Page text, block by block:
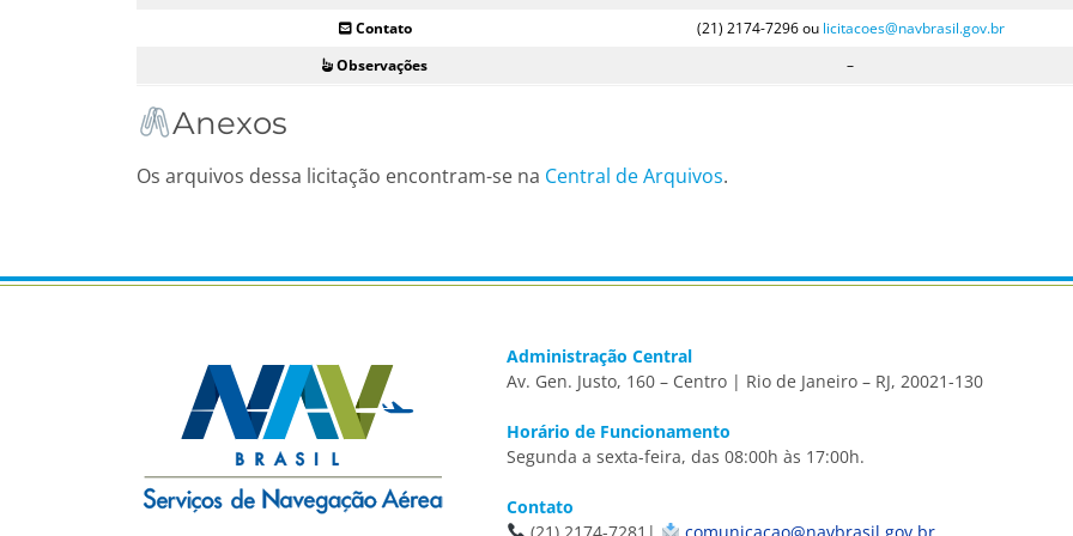
Contato
(21) 2174-7296 ou licitacoes@navbrasil.gov.br
Observações
–
Anexos
Os arquivos dessa licitação encontram-se na Central de Arquivos.
Administração Central
Av. Gen. Justo, 160 – Centro | Rio de Janeiro – RJ, 20021-130
Horário de Funcionamento
Segunda a sexta-feira, das 08:00h às 17:00h.
Contato